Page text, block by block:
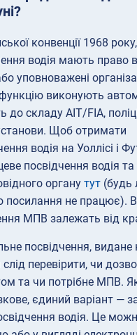
конвенції 1968 року,
водія мають право
уповноважені
виконують
до складу AIT/FIA,
Щоб отримати
водія на Уоллісі і
посвідчення водія та
органу тут (будь
посилання не працює).
МПВ залежать від
посвідчення, видане
слід перевірити, чи
та чи потрібне МПВ.
єдиний варіант —
водія. Це